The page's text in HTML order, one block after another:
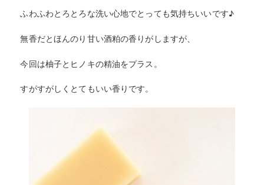
ふわふわとろとろな洗い心地でとっても気持ちいいです♪
無香だとほんのり甘い酒粕の香りがしますが、
今回は柚子とヒノキの精油をプラス。
すがすがしくとてもいい香りです。